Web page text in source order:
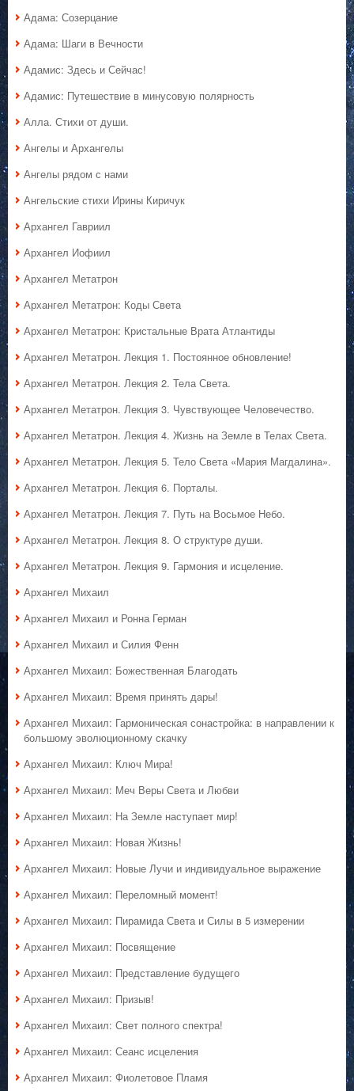
Адама: Созерцание
Адама: Шаги в Вечности
Адамис: Здесь и Сейчас!
Адамис: Путешествие в минусовую полярность
Алла. Стихи от души.
Ангелы и Архангелы
Ангелы рядом с нами
Ангельские стихи Ирины Киричук
Архангел Гавриил
Архангел Иофиил
Архангел Метатрон
Архангел Метатрон: Коды Света
Архангел Метатрон: Кристальные Врата Атлантиды
Архангел Метатрон. Лекция 1. Постоянное обновление!
Архангел Метатрон. Лекция 2. Тела Света.
Архангел Метатрон. Лекция 3. Чувствующее Человечество.
Архангел Метатрон. Лекция 4. Жизнь на Земле в Телах Света.
Архангел Метатрон. Лекция 5. Тело Света «Мария Магдалина».
Архангел Метатрон. Лекция 6. Порталы.
Архангел Метатрон. Лекция 7. Путь на Восьмое Небо.
Архангел Метатрон. Лекция 8. О структуре души.
Архангел Метатрон. Лекция 9. Гармония и исцеление.
Архангел Михаил
Архангел Михаил и Ронна Герман
Архангел Михаил и Силия Фенн
Архангел Михаил: Божественная Благодать
Архангел Михаил: Время принять дары!
Архангел Михаил: Гармоническая сонастройка: в направлении к
большому эволюционному скачку
Архангел Михаил: Ключ Мира!
Архангел Михаил: Меч Веры Света и Любви
Архангел Михаил: На Земле наступает мир!
Архангел Михаил: Новая Жизнь!
Архангел Михаил: Новые Лучи и индивидуальное выражение
Архангел Михаил: Переломный момент!
Архангел Михаил: Пирамида Света и Силы в 5 измерении
Архангел Михаил: Посвящение
Архангел Михаил: Представление будущего
Архангел Михаил: Призыв!
Архангел Михаил: Свет полного спектра!
Архангел Михаил: Сеанс исцеления
Архангел Михаил: Фиолетовое Пламя